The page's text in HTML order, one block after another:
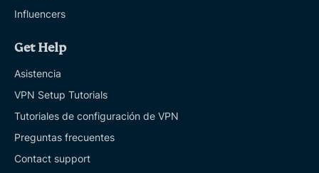
Influencers
Get Help
Asistencia
VPN Setup Tutorials
Tutoriales de configuración de VPN
Preguntas frecuentes
Contact support